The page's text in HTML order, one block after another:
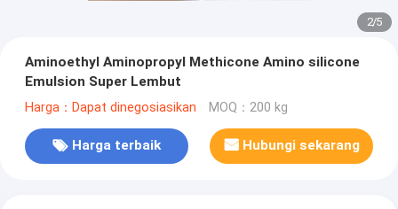
2/5
Aminoethyl Aminopropyl Methicone Amino silicone
Emulsion Super Lembut
Harga：Dapat dinegosiasikan MOQ：200 kg
Harga terbaik Hubungi sekarang